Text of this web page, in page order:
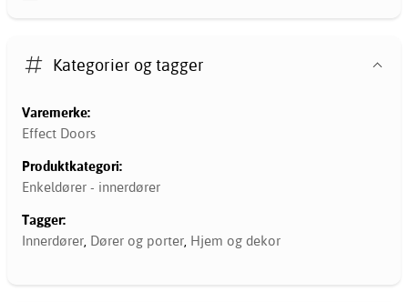
Kategorier og tagger
Varemerke:
Effect Doors
Produktkategori:
Enkeldører - innerdører
Tagger:
Innerdører, Dører og porter, Hjem og dekor